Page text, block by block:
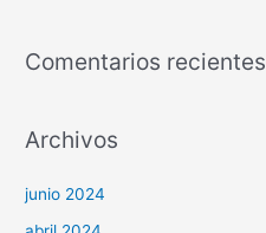
Comentarios recientes
Archivos
junio 2024